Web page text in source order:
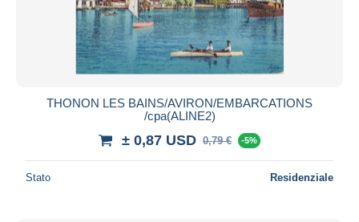
THONON LES BAINS/AVIRON/EMBARCATIONS
/cpa(ALINE2)
± 0,87 USD 0,79 € -5%
Stato Residenziale